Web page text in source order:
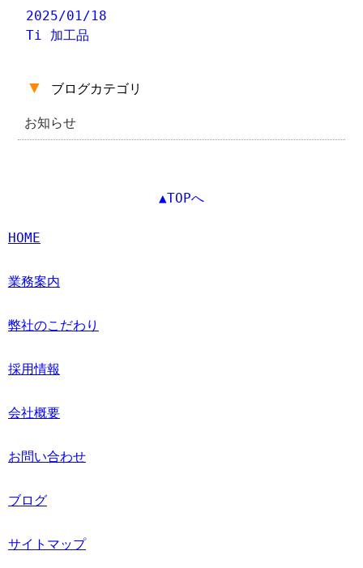
2025/01/18
Ti 加工品
▼ ブログカテゴリ
お知らせ
▲TOPへ
HOME
業務案内
弊社のこだわり
採用情報
会社概要
お問い合わせ
ブログ
サイトマップ